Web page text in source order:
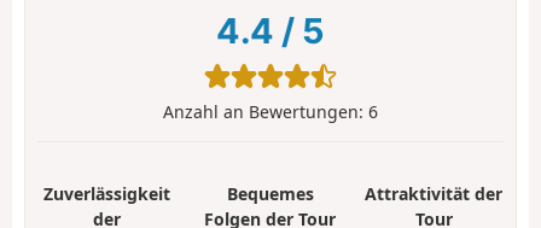
4.4 / 5
Anzahl an Bewertungen: 6
Zuverlässigkeit
der
Bequemes
Folgen der Tour
Attraktivität der
Tour